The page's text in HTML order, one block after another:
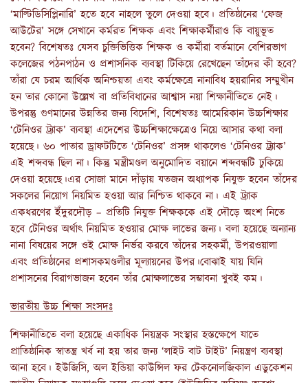
‘মাল্টিডিসিপ্লিনারি’ হতে হবে নাহলে তুলে দেওয়া হবে। প্রতিষ্ঠানের ‘ফেজ
আউটের’ সঙ্গে সেখানে কর্মরত শিক্ষক এবং শিক্ষাকর্মীরাও কি বায়ুভূত
হবেন? বিশেষতঃ যেসব চুক্তিভিত্তিক শিক্ষক ও কর্মীরা বর্তমানে বেশিরভাগ
কলেজের পঠনপাঠন ও প্রশাসনিক ব্যবস্থা টিকিয়ে রেখেছেন তাঁদের কী হবে?
তাঁরা যে চরম আর্থিক অনিশ্চয়তা এবং কর্মক্ষেত্রে নানাবিধ হয়রানির সম্মুখীন
হন তার কোনো উল্লেখ বা প্রতিবিধানের আশ্বাস নয়া শিক্ষানীতিতে নেই।
উপরন্তু গুণমানের উন্নতির জন্য বিদেশি, বিশেষতঃ আমেরিকান উচ্চশিক্ষার
‘টেনিওর ট্র্যাক’ ব্যবস্থা এদেশের উচ্চশিক্ষাক্ষেত্রেও নিয়ে আসার কথা বলা
হয়েছে। ৬০ পাতার ড্রাফটটিতে ‘টেনিওর’ প্রসঙ্গ থাকলেও ‘টেনিওর ট্র্যাক’
এই শব্দবন্ধ ছিল না। কিন্তু মন্ত্রীমণ্ডল অনুমোদিত বয়ানে শব্দবন্ধটি ঢুকিয়ে
দেওয়া হয়েছে।এর সোজা মানে দাঁড়ায় যতজন অধ্যাপক নিযুক্ত হবেন তাঁদের
সকলের নিয়োগ নিয়মিত হওয়া আর নিশ্চিত থাকবে না। এই ট্র্যাক
একধরণের ইঁদুরদৌড় – প্রতিটি নিযুক্ত শিক্ষককে এই দৌড়ে অংশ নিতে
হবে টেনিওর অর্থাৎ নিয়মিত হওয়ার মোক্ষ লাভের জন্য। বলা হয়েছে অন্যান্য
নানা বিষয়ের সঙ্গে ওই মোক্ষ নির্ভর করবে তাঁদের সহকর্মী, উপরওয়ালা
এবং প্রতিষ্ঠানের প্রশাসকমণ্ডলীর মূল্যায়নের উপর।বোঝাই যায় যিনি
প্রশাসনের বিরাগভাজন হবেন তাঁর মোক্ষলাভের সম্ভাবনা খুবই কম।
ভারতীয় উচ্চ শিক্ষা সংসদঃ
শিক্ষানীতিতে বলা হয়েছে একাধিক নিয়ন্ত্রক সংস্থার হস্তক্ষেপে যাতে
প্রাতিষ্ঠানিক স্বাতন্ত্র খর্ব না হয় তার জন্য ‘লাইট বাট টাইট’ নিয়ন্ত্রণ ব্যবস্থা
আনা হবে। ইউজিসি, অল ইন্ডিয়া কাউন্সিল ফর টেকনোলজিকাল এডুকেশন